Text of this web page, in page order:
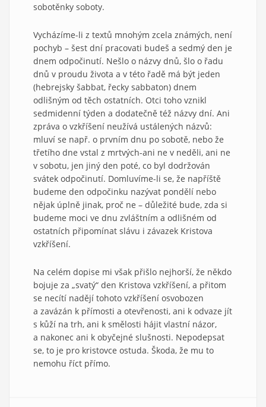
sobotěnky soboty.
Vycházíme-li z textů mnohým zcela známých, není
pochyb – šest dní pracovati budeš a sedmý den je
dnem odpočinutí. Nešlo o názvy dnů, šlo o řadu
dnů v proudu života a v této řadě má být jeden
(hebrejsky šabbat, řecky sabbaton) dnem
odlišným od těch ostatních. Otci toho vznikl
sedmidenní týden a dodatečně též názvy dní. Ani
zpráva o vzkříšení neužívá ustálených názvů:
mluví se např. o prvním dnu po sobotě, nebo že
třetího dne vstal z mrtvých-ani ne v neděli, ani ne
v sobotu, jen jiný den poté, co byl dodržován
svátek odpočinutí. Domluvíme-li se, že napříště
budeme den odpočinku nazývat pondělí nebo
nějak úplně jinak, proč ne – důležité bude, zda si
budeme moci ve dnu zvláštním a odlišném od
ostatních připomínat slávu i závazek Kristova
vzkříšení.
Na celém dopise mi však přišlo nejhorší, že někdo
bojuje za „svatý“ den Kristova vzkříšení, a přitom
se necítí nadějí tohoto vzkříšení osvobozen
a zavázán k přímosti a otevřenosti, ani k odvaze jít
s kůží na trh, ani k smělosti hájit vlastní názor,
a nakonec ani k obyčejné slušnosti. Nepodepsat
se, to je pro kristovce ostuda. Škoda, že mu to
nemohu říct přímo.